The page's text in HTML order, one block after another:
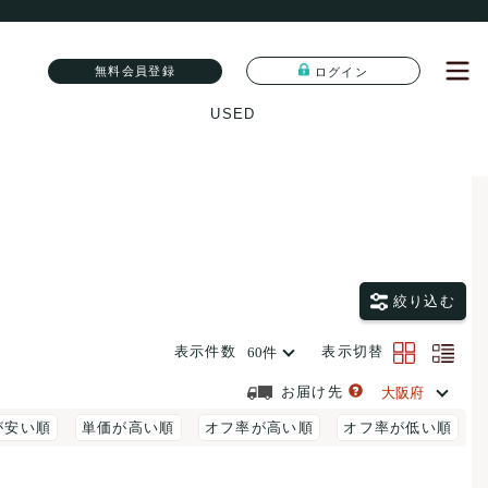
無料会員登録 ログイン
USED
絞り込む
表示件数 表示切替
お届け先
安い順 単価が高い順 オフ率が高い順 オフ率が低い順